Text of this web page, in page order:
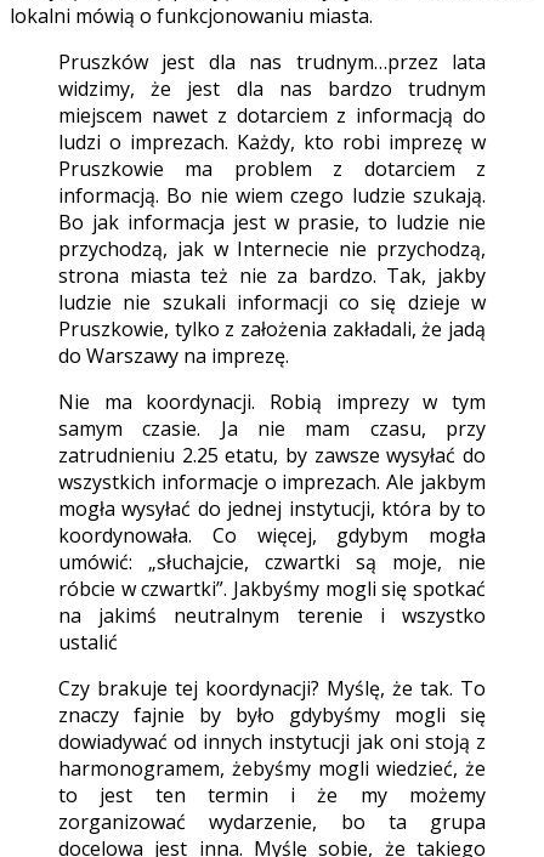
lokalni mówią o funkcjonowaniu miasta.
Pruszków jest dla nas trudnym…przez lata
widzimy, że jest dla nas bardzo trudnym
miejscem nawet z dotarciem z informacją do
ludzi o imprezach. Każdy, kto robi imprezę w
Pruszkowie ma problem z dotarciem z
informacją. Bo nie wiem czego ludzie szukają.
Bo jak informacja jest w prasie, to ludzie nie
przychodzą, jak w Internecie nie przychodzą,
strona miasta też nie za bardzo. Tak, jakby
ludzie nie szukali informacji co się dzieje w
Pruszkowie, tylko z założenia zakładali, że jadą
do Warszawy na imprezę.
Nie ma koordynacji. Robią imprezy w tym
samym czasie. Ja nie mam czasu, przy
zatrudnieniu 2.25 etatu, by zawsze wysyłać do
wszystkich informacje o imprezach. Ale jakbym
mogła wysyłać do jednej instytucji, która by to
koordynowała. Co więcej, gdybym mogła
umówić: „słuchajcie, czwartki są moje, nie
róbcie w czwartki”. Jakbyśmy mogli się spotkać
na jakimś neutralnym terenie i wszystko
ustalić
Czy brakuje tej koordynacji? Myślę, że tak. To
znaczy fajnie by było gdybyśmy mogli się
dowiadywać od innych instytucji jak oni stoją z
harmonogramem, żebyśmy mogli wiedzieć, że
to jest ten termin i że my możemy
zorganizować wydarzenie, bo ta grupa
docelowa jest inna. Myślę sobie, że takiego